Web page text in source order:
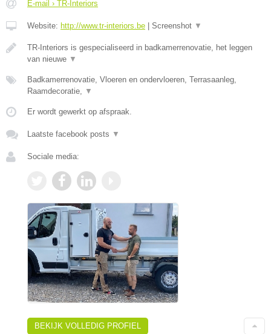
E-mail › TR-Interiors
Website: http://www.tr-interiors.be | Screenshot ▼
TR-Interiors is gespecialiseerd in badkamerrenovatie, het leggen
van nieuwe ▼
Badkamerrenovatie, Vloeren en ondervloeren, Terrasaanleg,
Raamdecoratie,
▼
Er wordt gewerkt op afspraak.
Laatste facebook posts ▼
Sociale media:
BEKIJK VOLLEDIG PROFIEL